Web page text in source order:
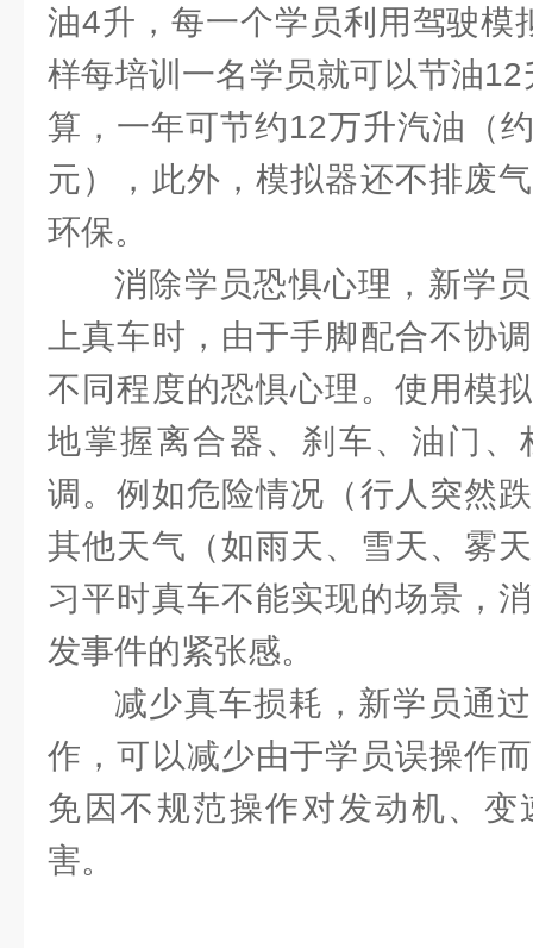
油4升，每一个学员利用驾驶模
样每培训一名学员就可以节油
算，一年可节约12万升汽油（
元），此外，模拟器还不排废
环保。
消除学员恐惧心理，新学
上真车时，由于手脚配合不协
不同程度的恐惧心理。使用模
地掌握离合器、刹车、油门、
调。例如危险情况（行人突然
其他天气（如雨天、雪天、雾
习平时真车不能实现的场景，
发事件的紧张感。
减少真车损耗，新学员通
作，可以减少由于学员误操作
免因不规范操作对发动机、
害。